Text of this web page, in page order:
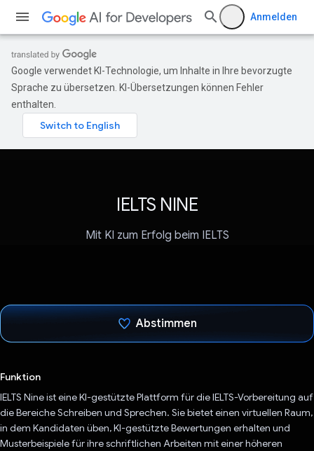
Anmelden
Google verwendet KI-Technologie, um Inhalte in Ihre bevorzugte
Sprache zu übersetzen. KI-Übersetzungen können Fehler
enthalten.
IELTS NINE
Mit KI zum Erfolg beim IELTS
Abstimmen
Funktion
IELTS Nine ist eine KI-gestützte Plattform für die IELTS-Vorbereitung auf
die Bereiche Schreiben und Sprechen. Sie bietet einen virtuellen Raum,
in dem Kandidaten üben, KI-gestützte Bewertungen erhalten und
Musterbeispiele für ihre schriftlichen Arbeiten mit einer höheren